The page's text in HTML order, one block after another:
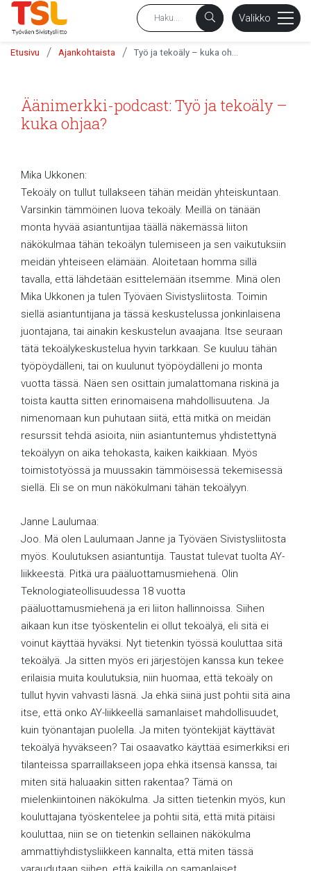
Valikko
Etusivu / Ajankohtaista /
Äänimerkki-podcast: Työ ja tekoäly –
kuka ohjaa?
Mika Ukkonen:
Tekoäly on tullut tullakseen tähän meidän yhteiskuntaan.
Varsinkin tämmöinen luova tekoäly. Meillä on tänään
monta hyvää asiantuntijaa täällä näkemässä liiton
näkökulmaa tähän tekoälyn tulemiseen ja sen vaikutuksiin
meidän yhteiseen elämään. Aloitetaan homma sillä
tavalla, että lähdetään esittelemään itsemme. Minä olen
Mika Ukkonen ja tulen Työväen Sivistysliitosta. Toimin
siellä asiantuntijana ja tässä keskustelussa jonkinlaisena
juontajana, tai ainakin keskustelun avaajana. Itse seuraan
tätä tekoälykeskustelua hyvin tarkkaan. Se kuuluu tähän
työpöydälleni, tai on kuulunut työpöydälleni jo monta
vuotta tässä. Näen sen osittain jumalattomana riskinä ja
toista kautta sitten erinomaisena mahdollisuutena. Ja
nimenomaan kun puhutaan siitä, että mitkä on meidän
resurssit tehdä asioita, niin asiantuntemus yhdistettynä
tekoälyyn on aika tehokasta, kaiken kaikkiaan. Myös
toimistotyössä ja muussakin tämmöisessä tekemisessä
siellä. Eli se on mun näkökulmani tähän tekoälyyn.
Janne Laulumaa:
Joo. Mä olen Laulumaan Janne ja Työväen Sivistysliitosta
myös. Koulutuksen asiantuntija. Taustat tulevat tuolta AY-
liikkeestä. Pitkä ura pääluottamusmiehenä. Olin
Teknologiateollisuudessa 18 vuotta
pääluottamusmiehenä ja eri liiton hallinnoissa. Siihen
aikaan kun itse työskentelin ei ollut tekoälyä, eli sitä ei
voinut käyttää hyväksi. Nyt tietenkin työssä kouluttaa sitä
tekoälyä. Ja sitten myös eri järjestöjen kanssa kun tekee
erilaisia muita koulutuksia, niin huomaa, että tekoäly on
tullut hyvin vahvasti läsnä. Ja ehkä siinä just pohtii sitä aina
itse, että onko AY-liikkeellä samanlaiset mahdollisuudet,
kuin työnantajan puolella. Ja miten työntekijät käyttävät
tekoälyä hyväkseen? Tai osaavatko käyttää esimerkiksi eri
tilanteissa sparraillakseen jopa ehkä itsensä kanssa, tai
miten sitä haluaakin sitten rakentaa? Tämä on
mielenkiintoinen näkökulma. Ja sitten tietenkin myös, kun
kouluttajana työskentelee ja pohtii sitä, että mitä pitäisi
kouluttaa, niin se on tietenkin sellainen näkökulma
ammattiyhdistysliikkeen kannalta, että miten tässä